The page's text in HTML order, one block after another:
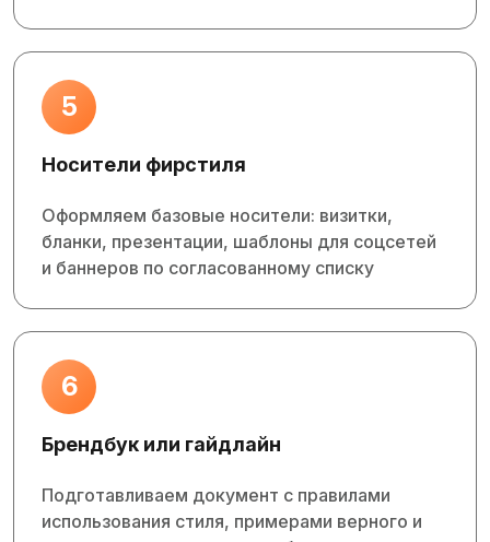
5
Носители фирстиля
Оформляем базовые носители: визитки,
бланки, презентации, шаблоны для соцсетей
и баннеров по согласованному списку
6
Брендбук или гайдлайн
Подготавливаем документ с правилами
использования стиля, примерами верного и